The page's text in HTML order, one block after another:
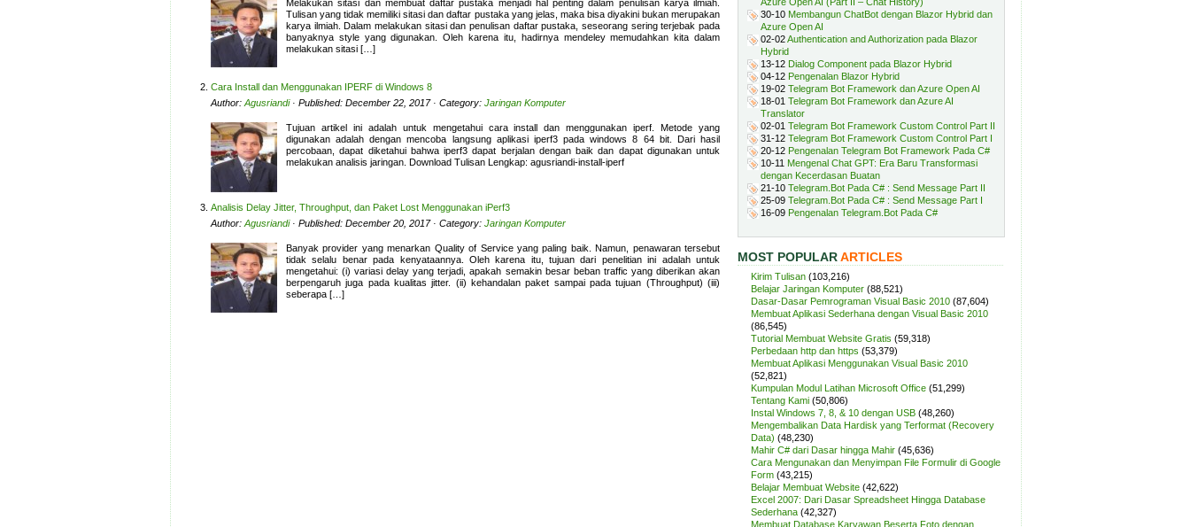
Melakukan sitasi dan membuat daftar pustaka menjadi hal penting dalam penulisan karya ilmiah.
Tulisan yang tidak memiliki sitasi dan daftar pustaka yang jelas, maka bisa diyakini bukan merupakan
karya ilmiah. Dalam melakukan sitasi dan penulisan daftar pustaka, seseorang sering terjebak pada
banyaknya style yang digunakan. Oleh karena itu, hadirnya mendeley memudahkan kita dalam
melakukan sitasi […]
Cara Install dan Menggunakan IPERF di Windows 8
Author: Agusriandi· Published: December 22, 2017 · Category: Jaringan Komputer
Tujuan artikel ini adalah untuk mengetahui cara install dan menggunakan iperf. Metode yang
digunakan adalah dengan mencoba langsung aplikasi iperf3 pada windows 8 64 bit. Dari hasil
percobaan, dapat diketahui bahwa iperf3 dapat berjalan dengan baik dan dapat digunakan untuk
melakukan analisis jaringan. Download Tulisan Lengkap: agusriandi-install-iperf
Analisis Delay Jitter, Throughput, dan Paket Lost Menggunakan iPerf3
Author: Agusriandi· Published: December 20, 2017 · Category: Jaringan Komputer
Banyak provider yang menarkan Quality of Service yang paling baik. Namun, penawaran tersebut
tidak selalu benar pada kenyataannya. Oleh karena itu, tujuan dari penelitian ini adalah untuk
mengetahui: (i) variasi delay yang terjadi, apakah semakin besar beban traffic yang diberikan akan
berpengaruh juga pada kualitas jitter. (ii) kehandalan paket sampai pada tujuan (Throughput) (iii)
seberapa […]
30-10 Membangun ChatBot dengan Blazor Hybrid dan
Azure Open AI
02-02Authentication and Authorization pada Blazor
Hybrid
13-12 Dialog Component pada Blazor Hybrid
04-12 Pengenalan Blazor Hybrid
19-02 Telegram Bot Framework dan Azure Open AI
18-01 Telegram Bot Framework dan Azure AI
Translator
02-01 Telegram Bot Framework Custom Control Part II
31-12 Telegram Bot Framework Custom Control Part I
20-12 Pengenalan Telegram Bot Framework Pada C#
10-11 Mengenal Chat GPT: Era Baru Transformasi
dengan Kecerdasan Buatan
21-10 Telegram.Bot Pada C# : Send Message Part II
25-09 Telegram.Bot Pada C# : Send Message Part I
16-09 Pengenalan Telegram.Bot Pada C#
MOST POPULARARTICLES
Kirim Tulisan (103,216)
Belajar Jaringan Komputer (88,521)
Dasar-Dasar Pemrograman Visual Basic 2010 (87,604)
Membuat Aplikasi Sederhana dengan Visual Basic 2010
(86,545)
Tutorial Membuat Website Gratis (59,318)
Perbedaan http dan https (53,379)
Membuat Aplikasi Menggunakan Visual Basic 2010
(52,821)
Kumpulan Modul Latihan Microsoft Office (51,299)
Tentang Kami (50,806)
Instal Windows 7, 8, & 10 dengan USB (48,260)
Mengembalikan Data Hardisk yang Terformat (Recovery
Data) (48,230)
Mahir C# dari Dasar hingga Mahir (45,636)
Cara Mengunakan dan Menyimpan File Formulir di Google
Form (43,215)
Belajar Membuat Website (42,622)
Excel 2007: Dari Dasar Spreadsheet Hingga Database
Sederhana (42,327)
Membuat Database Karyawan Beserta Foto dengan